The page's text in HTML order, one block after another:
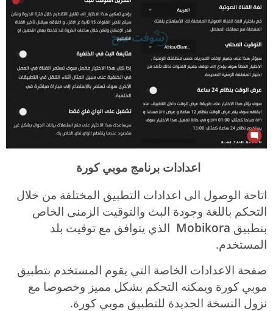
اعدادات برنامج موبي كورة
اتاحة الوصول الى اعدادات التطبيق المختلفة من خلال
التحكم باللغة وجودة البث والتوقيت الزمنى الخاص
بتطبيق Mobikora الذي يتوافق مع توقيت بلد
المستخدم.
صفحة الاعدادات الخاصة التي يقوم المستخدم بتطبيق
موبي كورة ويمكنه التحكم بشكل مميز وخصوصا مع
نزول النسخة الجديدة للتطبيق موبي كورة.